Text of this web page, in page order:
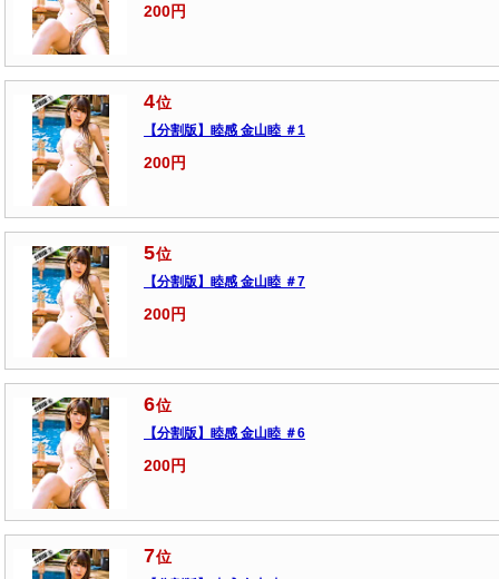
200円
4位
【分割版】睦感 金山睦 ＃1
200円
5位
【分割版】睦感 金山睦 ＃7
200円
6位
【分割版】睦感 金山睦 ＃6
200円
7位